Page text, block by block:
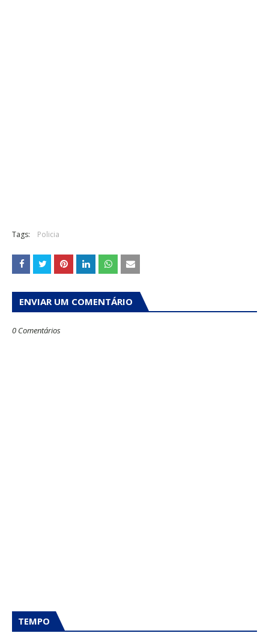
Tags: Policia
ENVIAR UM COMENTÁRIO
0 Comentários
TEMPO